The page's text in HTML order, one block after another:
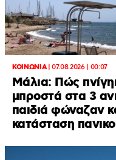
ΚΟΙΝΩΝΙΑ|07.08.2026 | 00:07
Μάλια: Πώς
μπροστά στα 3
παιδιά φώναζαν
κατάσταση